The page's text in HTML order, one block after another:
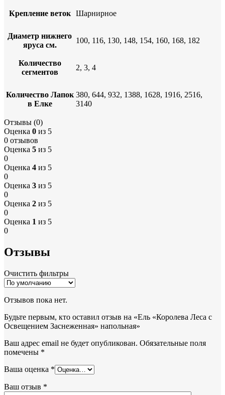
Крепление веток Шарнирное
Диаметр нижнего
яруса см.
100, 116, 130, 148, 154, 160, 168, 182
Количество
сегментов
2, 3, 4
Количество Лапок
в Елке
380, 644, 932, 1388, 1628, 1916, 2516,
3140
Отзывы (0)
Оценка 0 из 5
0 отзывов
Оценка 5 из 5
0
Оценка 4 из 5
0
Оценка 3 из 5
0
Оценка 2 из 5
0
Оценка 1 из 5
0
Отзывы
Очистить фильтры
Отзывов пока нет.
Будьте первым, кто оставил отзыв на «Ель «Королева Леса с
Освещением Заснеженная» напольная»
Ваш адрес email не будет опубликован. Обязательные поля
помечены *
Ваша оценка *
Ваш отзыв *